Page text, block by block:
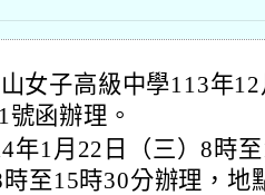
女子高級中學113年
號函辦理。
年1月22日（三）8時
至15時30分辦理，地